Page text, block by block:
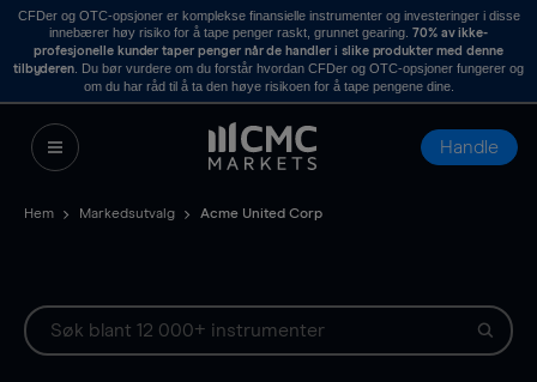
CFDer og OTC-opsjoner er komplekse finansielle instrumenter og investeringer i disse
innebærer høy risiko for å tape penger raskt, grunnet gearing. 70% av ikke-
profesjonelle kunder taper penger når de handler i slike produkter med denne
tilbyderen . Du bør vurdere om du forstår hvordan CFDer og OTC-opsjoner fungerer og
om du har råd til å ta den høye risikoen for å tape pengene dine.
Handle
Hem Markedsutvalg Acme United Corp